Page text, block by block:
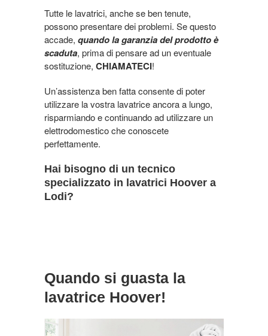
Tutte le lavatrici, anche se ben tenute,
possono presentare dei problemi. Se questo
accade, quando la garanzia del prodotto è
scaduta, prima di pensare ad un eventuale
sostituzione, CHIAMATECI!
Un’assistenza ben fatta consente di poter
utilizzare la vostra lavatrice ancora a lungo,
risparmiando e continuando ad utilizzare un
elettrodomestico che conoscete
perfettamente.
Hai bisogno di un tecnico
specializzato in lavatrici Hoover a
Lodi?
Quando si guasta la
lavatrice Hoover!